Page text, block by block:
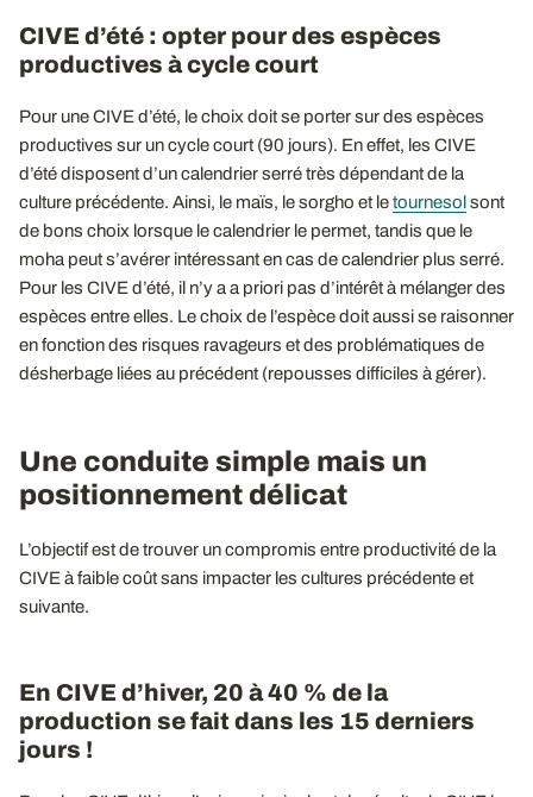
CIVE d’été : opter pour des espèces
productives à cycle court
Pour une CIVE d’été, le choix doit se porter sur des espèces
productives sur un cycle court (90 jours). En effet, les CIVE
d’été disposent d’un calendrier serré très dépendant de la
culture précédente. Ainsi, le maïs, le sorgho et letournesol sont
de bons choix lorsque le calendrier le permet, tandis que le
moha peut s’avérer intéressant en cas de calendrier plus serré.
Pour les CIVE d’été, il n’y a a priori pas d’intérêt à mélanger des
espèces entre elles. Le choix de l’espèce doit aussi se raisonner
en fonction des risques ravageurs et des problématiques de
désherbage liées au précédent (repousses difficiles à gérer).
Une conduite simple mais un
positionnement délicat
L’objectif est de trouver un compromis entre productivité de la
CIVE à faible coût sans impacter les cultures précédente et
suivante.
En CIVE d’hiver, 20 à 40 % de la
production se fait dans les 15 derniers
jours !